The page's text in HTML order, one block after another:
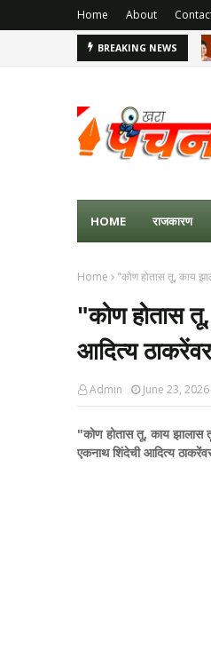
Home About
BREAKING NEWS
HOME राजकारण
Home "कोण होतास तू, काय
"कोण होतास
आदित्य
Admin June 23, 2026
"कोण होतास तू, काय झालास
एकनाथ शिंदेची आदित्य